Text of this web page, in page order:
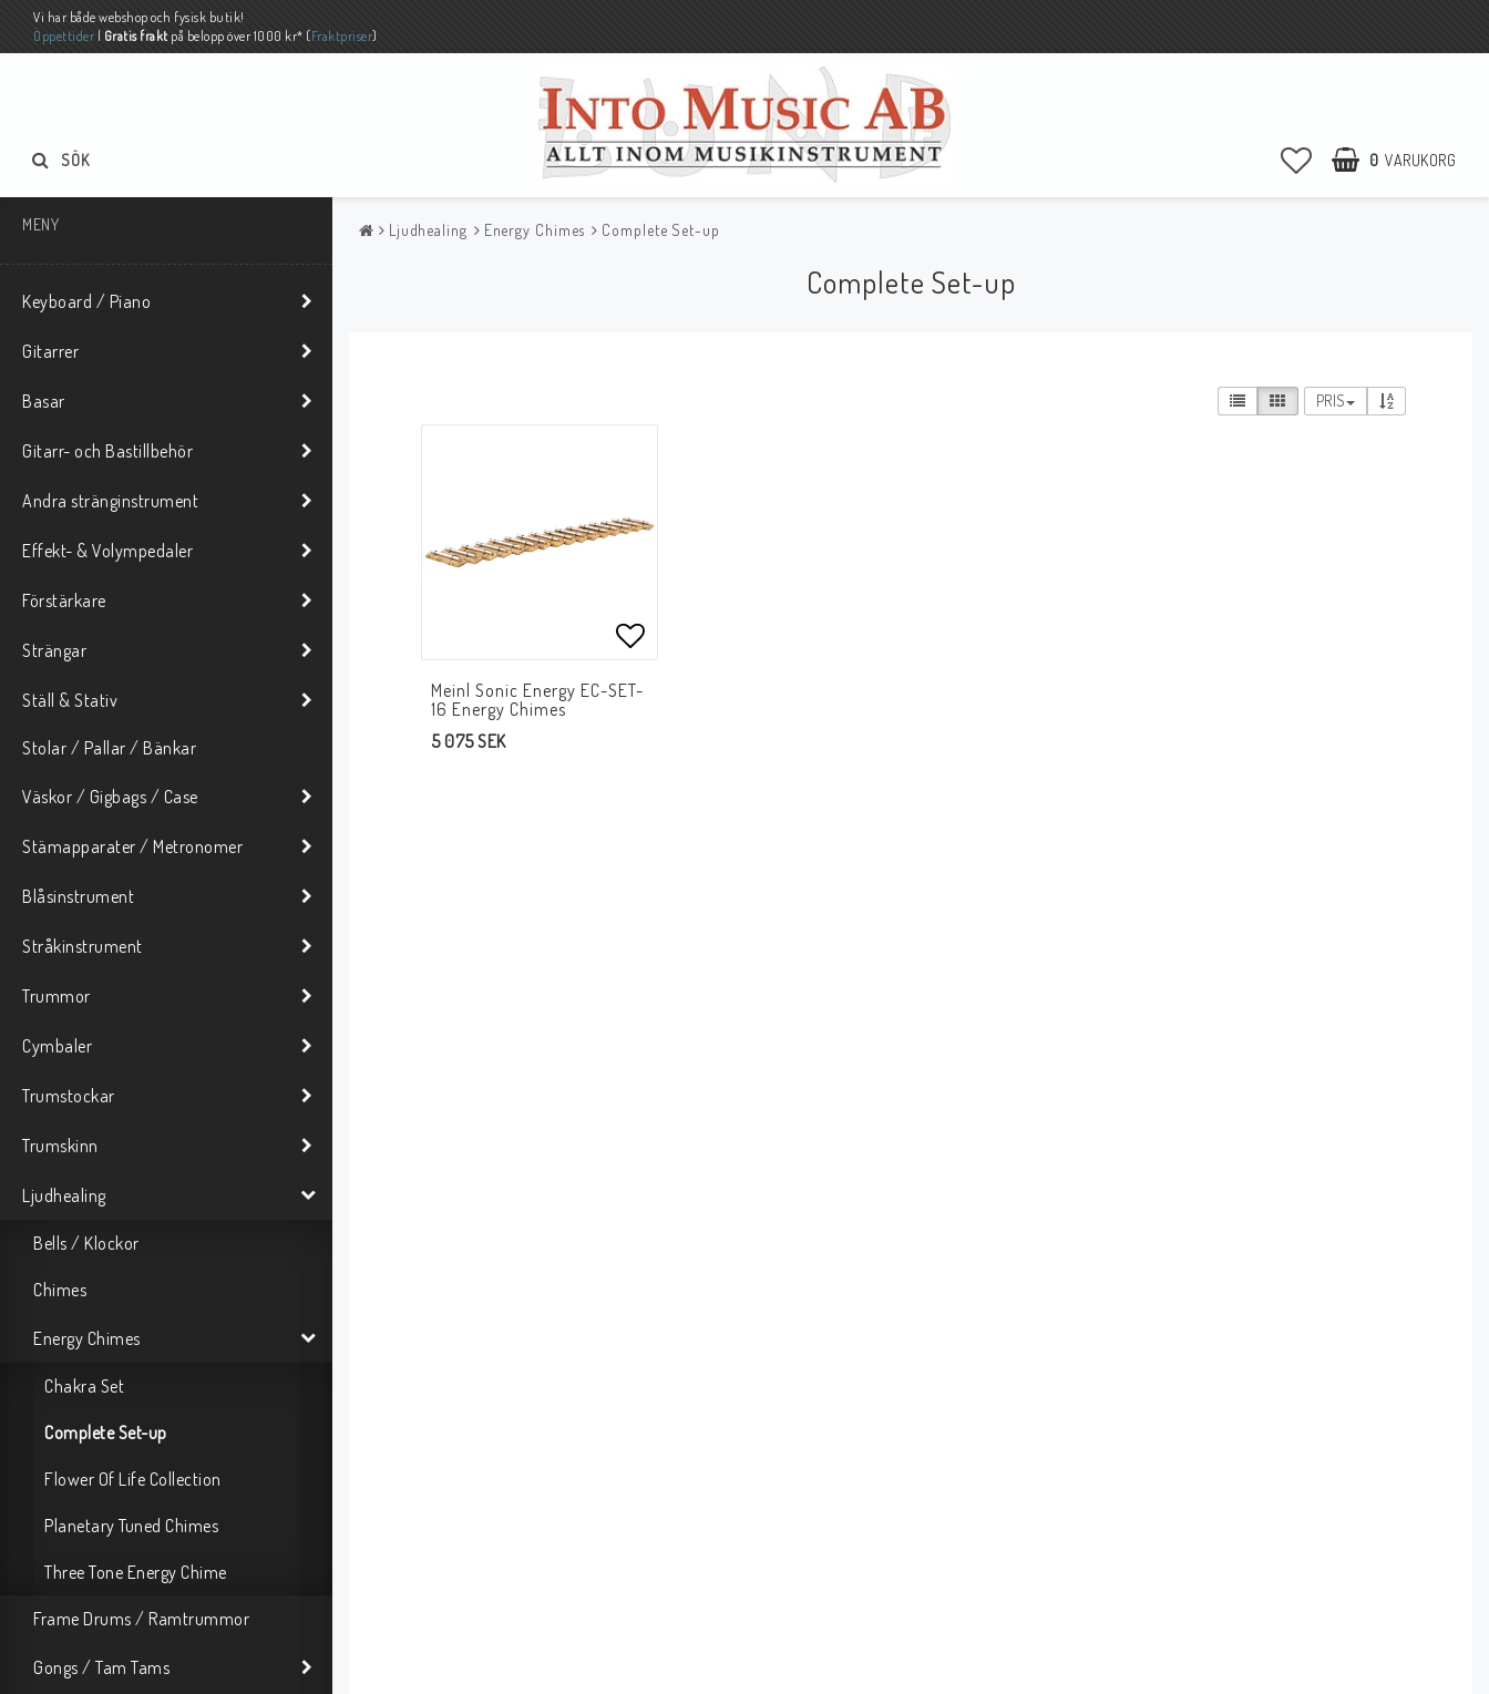
Vi har både webshop och fysisk butik!
Öppettider
Gratis fraktpå belopp över 1000 kr* (Fraktpriser)
0 VARUKORG
SÖK
MENY
Keyboard / Piano
Gitarrer
Basar
Gitarr- och Bastillbehör
Andra stränginstrument
Effekt- & Volympedaler
Förstärkare
Strängar
Ställ & Stativ
Stolar / Pallar / Bänkar
Väskor / Gigbags / Case
Stämapparater / Metronomer
Blåsinstrument
Stråkinstrument
Trummor
Cymbaler
Trumstockar
Trumskinn
Ljudhealing
Bells / Klockor
Chimes
Energy Chimes
Chakra Set
Complete Set-up
Flower Of Life Collection
Planetary Tuned Chimes
Three Tone Energy Chime
Frame Drums / Ramtrummor
Gongs / Tam Tams
Ljudhealing Energy Chimes Complete Set-up
Complete Set-up
PRIS
Lägg till i favoritlistan
Meinl Sonic Energy EC-SET-
16 Energy Chimes
5 075 SEK